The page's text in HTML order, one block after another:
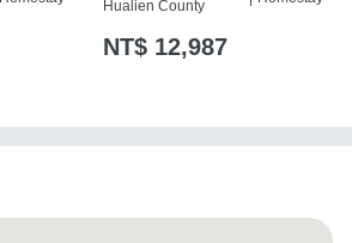
Hualien County
NT$ 12,987